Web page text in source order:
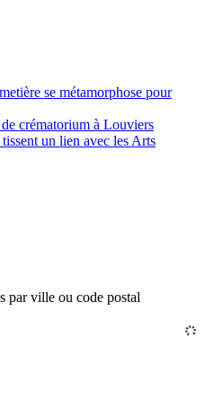
se métamorphose pour
crématorium à Louviers
un lien avec les Arts
par ville ou code postal